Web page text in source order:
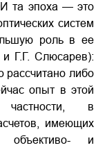
та эпоха — это
систем
роль в ее
Г.Г. Слюсарев):
либо
опыт в этой
частности, в
имеющих
объективо- и